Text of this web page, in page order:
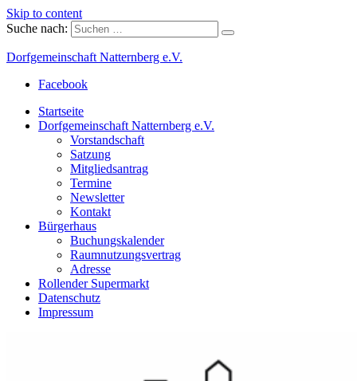
Skip to content
Suche nach:
Dorfgemeinschaft Natternberg e.V.
Facebook
Startseite
Dorfgemeinschaft Natternberg e.V.
Vorstandschaft
Satzung
Mitgliedsantrag
Termine
Newsletter
Kontakt
Bürgerhaus
Buchungskalender
Raumnutzungsvertrag
Adresse
Rollender Supermarkt
Datenschutz
Impressum